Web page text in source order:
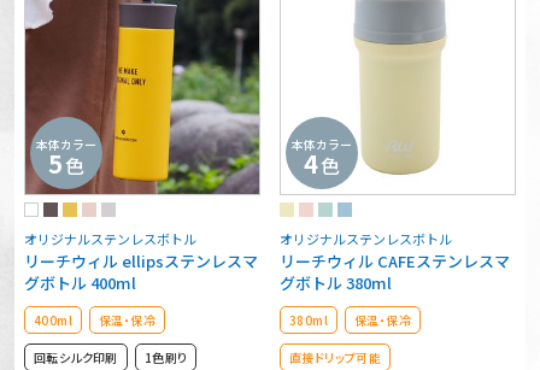
本体カラー
5色
オリジナルステンレスボトル
リーチウィル ellipsステンレスマ
グボトル 400ml
400ml 保温・保冷
回転シルク印刷 1色刷り
本体カラー
4色
オリジナルステンレスボトル
リーチウィル CAFEステンレスマ
グボトル 380ml
380ml 保温・保冷
直接ドリップ可能